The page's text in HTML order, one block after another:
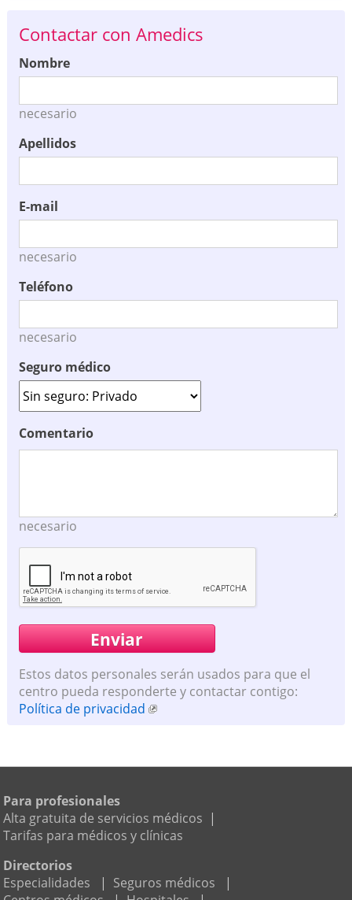
Contactar con Amedics
Nombre
necesario
Apellidos
E-mail
necesario
Teléfono
necesario
Seguro médico
Comentario
necesario
Estos datos personales serán usados para que el
centro pueda responderte y contactar contigo:
Política de privacidad
Para profesionales
Alta gratuita de servicios médicos |
Tarifas para médicos y clínicas
Directorios
Especialidades
| Seguros médicos
|